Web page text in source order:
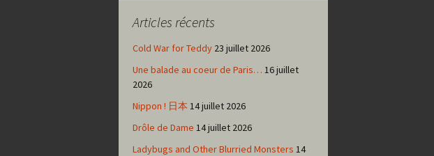
Articles récents
Cold War for Teddy 23 juillet 2026
Une balade au coeur de Paris… 16 juillet
2026
Nippon ! 日本 14 juillet 2026
Drôle de Dame 14 juillet 2026
Ladybugs and Other Blurried Monsters 14